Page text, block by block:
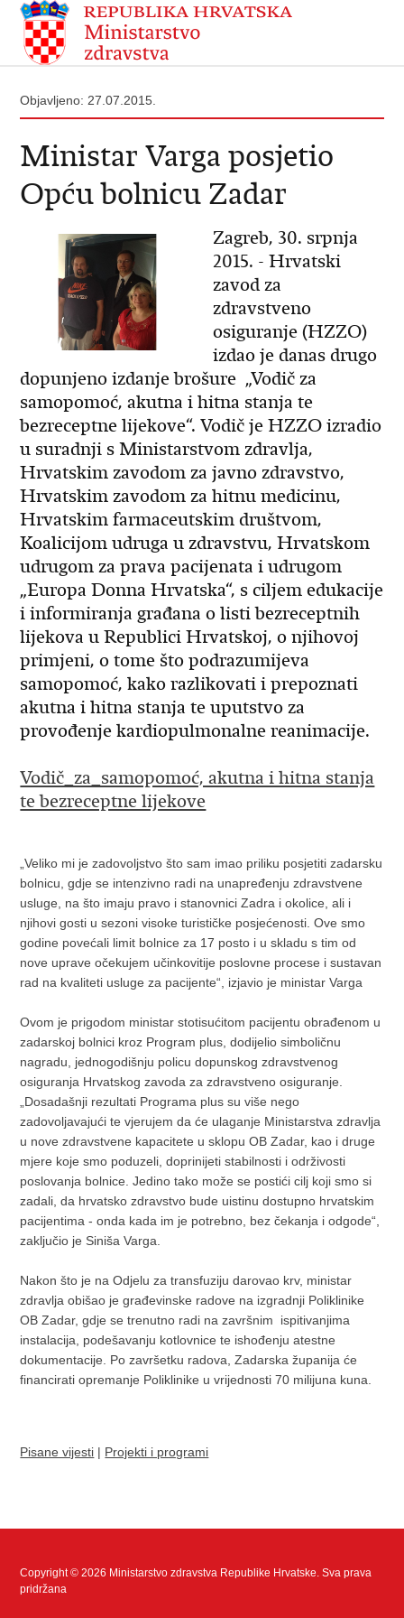
Objavljeno: 27.07.2015.
Ministar Varga posjetio
Opću bolnicu Zadar
Zagreb, 30. srpnja
2015. - Hrvatski
zavod za
zdravstveno
osiguranje (HZZO)
izdao je danas drugo
dopunjeno izdanje brošure „Vodič za
samopomoć, akutna i hitna stanja te
bezreceptne lijekove“. Vodič je HZZO izradio
u suradnji s Ministarstvom zdravlja,
Hrvatskim zavodom za javno zdravstvo,
Hrvatskim zavodom za hitnu medicinu,
Hrvatskim farmaceutskim društvom,
Koalicijom udruga u zdravstvu, Hrvatskom
udrugom za prava pacijenata i udrugom
„Europa Donna Hrvatska“, s ciljem edukacije
i informiranja građana o listi bezreceptnih
lijekova u Republici Hrvatskoj, o njihovoj
primjeni, o tome što podrazumijeva
samopomoć, kako razlikovati i prepoznati
akutna i hitna stanja te uputstvo za
provođenje kardiopulmonalne reanimacije.
Vodič_za_samopomoć, akutna i hitna stanja
te bezreceptne lijekove
„Veliko mi je zadovoljstvo što sam imao priliku posjetiti zadarsku
bolnicu, gdje se intenzivno radi na unapređenju zdravstvene
usluge, na što imaju pravo i stanovnici Zadra i okolice, ali i
njihovi gosti u sezoni visoke turističke posjećenosti. Ove smo
godine povećali limit bolnice za 17 posto i u skladu s tim od
nove uprave očekujem učinkovitije poslovne procese i sustavan
rad na kvaliteti usluge za pacijente“, izjavio je ministar Varga
Ovom je prigodom ministar stotisućitom pacijentu obrađenom u
zadarskoj bolnici kroz Program plus, dodijelio simboličnu
nagradu, jednogodišnju policu dopunskog zdravstvenog
osiguranja Hrvatskog zavoda za zdravstveno osiguranje.
„Dosadašnji rezultati Programa plus su više nego
zadovoljavajući te vjerujem da će ulaganje Ministarstva zdravlja
u nove zdravstvene kapacitete u sklopu OB Zadar, kao i druge
mjere koje smo poduzeli, doprinijeti stabilnosti i održivosti
poslovanja bolnice. Jedino tako može se postići cilj koji smo si
zadali, da hrvatsko zdravstvo bude uistinu dostupno hrvatskim
pacijentima - onda kada im je potrebno, bez čekanja i odgode“,
zaključio je Siniša Varga.
Nakon što je na Odjelu za transfuziju darovao krv, ministar
zdravlja obišao je građevinske radove na izgradnji Poliklinike
OB Zadar, gdje se trenutno radi na završnim ispitivanjima
instalacija, podešavanju kotlovnice te ishođenju atestne
dokumentacije. Po završetku radova, Zadarska županija će
financirati opremanje Poliklinike u vrijednosti 70 milijuna kuna.
Pisane vijesti | Projekti i programi
Copyright © 2026 Ministarstvo zdravstva Republike Hrvatske. Sva prava
pridržana